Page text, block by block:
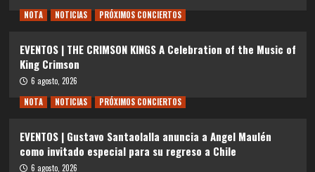
NOTA
NOTICIAS PRÓXIMOS CONCIERTOS
EVENTOS | THE CRIMSON KINGS A Celebration of the Music of
King Crimson
6 agosto, 2026
NOTA
NOTICIAS PRÓXIMOS CONCIERTOS
EVENTOS | Gustavo Santaolalla anuncia a Angel Maulén
como invitado especial para su regreso a Chile
6 agosto, 2026